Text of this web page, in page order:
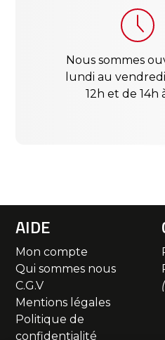
Nous sommes
lundi au
12h et de 14h
AIDE
Mon compte
Qui sommes nous
C.G.V
Mentions légales
Politique de
confidentialité